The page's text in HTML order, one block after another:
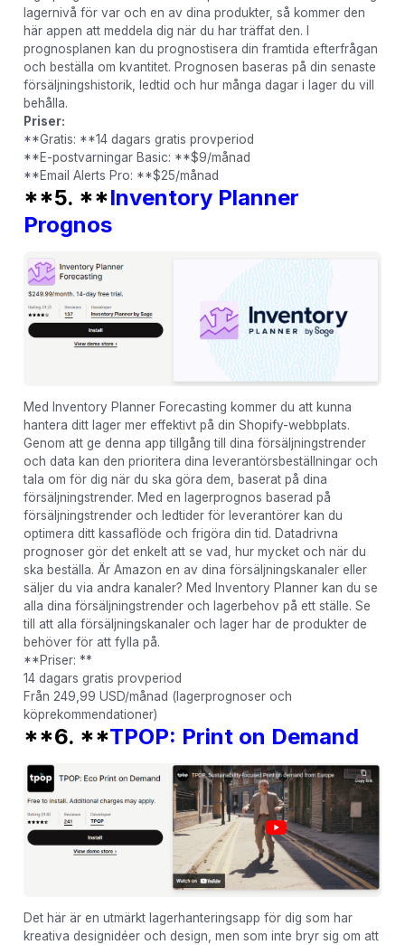
lagernivå för var och en av dina produkter, så kommer den
här appen att meddela dig när du har träffat den. I
prognosplanen kan du prognostisera din framtida efterfrågan
och beställa om kvantitet. Prognosen baseras på din senaste
försäljningshistorik, ledtid och hur många dagar i lager du vill
behålla.
Priser:
**Gratis: **14 dagars gratis provperiod
**E-postvarningar Basic: **$9/månad
**Email Alerts Pro: **$25/månad
**5. **Inventory Planner
Prognos
Med Inventory Planner Forecasting kommer du att kunna
hantera ditt lager mer effektivt på din Shopify-webbplats.
Genom att ge denna app tillgång till dina försäljningstrender
och data kan den prioritera dina leverantörsbeställningar och
tala om för dig när du ska göra dem, baserat på dina
försäljningstrender. Med en lagerprognos baserad på
försäljningstrender och ledtider för leverantörer kan du
optimera ditt kassaflöde och frigöra din tid. Datadrivna
prognoser gör det enkelt att se vad, hur mycket och när du
ska beställa. Är Amazon en av dina försäljningskanaler eller
säljer du via andra kanaler? Med Inventory Planner kan du se
alla dina försäljningstrender och lagerbehov på ett ställe. Se
till att alla försäljningskanaler och lager har de produkter de
behöver för att fylla på.
**Priser: **
14 dagars gratis provperiod
Från 249,99 USD/månad (lagerprognoser och
köprekommendationer)
**6. **TPOP: Print on Demand
Det här är en utmärkt lagerhanteringsapp för dig som har
kreativa designidéer och design, men som inte bryr sig om att